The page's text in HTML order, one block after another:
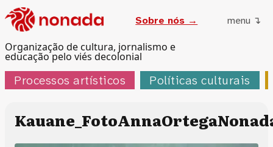
Organização de cultura, jornalismo e
educação pelo viés decolonial
Sobre nós → menu ↴
Processos artísticos Políticas culturais